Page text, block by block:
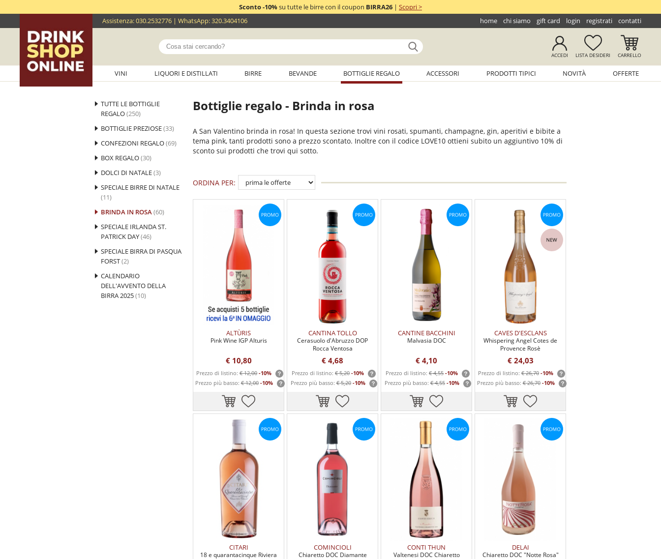
Sconto -10%su tutte le birre con il coupon BIRRA26| Scopri >
Assistenza:030.2532776 | WhatsApp:320.3404106 home chi siamo gift card login registrati contatti
ACCEDI LISTADESIDERI CARRELLO
VINI LIQUORI E DISTILLATI BIRRE BEVANDE BOTTIGLIE REGALO ACCESSORI PRODOTTI TIPICI NOVITÀ OFFERTE
TUTTE LE BOTTIGLIE
REGALO(250)
BOTTIGLIE PREZIOSE(33)
CONFEZIONI REGALO(69)
BOX REGALO(30)
DOLCI DI NATALE(3)
SPECIALE BIRRE DI NATALE
(11)
BRINDA IN ROSA(60)
SPECIALE IRLANDA ST.
PATRICK DAY(46)
SPECIALE BIRRA DI PASQUA
FORST(2)
CALENDARIO
DELL'AVVENTO DELLA
BIRRA 2025(10)
Bottiglie regalo - Brinda in rosa
A San Valentino brinda in rosa! In questa sezione trovi vini rosati, spumanti, champagne, gin, aperitivi e bibite a
tema pink, tanti prodotti sono a prezzo scontato. Inoltre con il codice LOVE10 ottieni subito un aggiuntivo 10% di
sconto sui prodotti che trovi qui sotto.
ORDINA PER:
ALTÙRIS
Pink Wine IGP Alturis
€ 10,80
Prezzo di listino: € 12,00 -10%
Prezzo più basso:€ 12,00 -10%
CANTINA TOLLO
Cerasuolo d'Abruzzo DOP
Rocca Ventosa
€ 4,68
Prezzo di listino: € 5,20 -10%
Prezzo più basso:€ 5,20 -10%
CANTINE BACCHINI
Malvasia DOC
€ 4,10
Prezzo di listino: € 4,55 -10%
Prezzo più basso:€ 4,55 -10%
CAVES D'ESCLANS
Whispering Angel Cotes de
Provence Rosè
€ 24,03
Prezzo di listino: € 26,70 -10%
Prezzo più basso:€ 26,70 -10%
CITARI
18 e quarantacinque Riviera
COMINCIOLI
Chiaretto DOC Diamante
CONTI THUN
Valtenesi DOC Chiaretto
DELAI
Chiaretto DOC "Notte Rosa"